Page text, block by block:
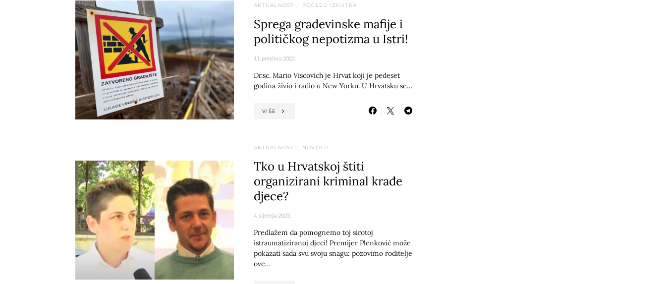
AKTUALNOSTI POGLED IZNUTRA
Sprega građevinske mafije i
političkog nepotizma u Istri!
11. prosinca 2022.
Dr.sc. Mario Viscovich je Hrvat koji je pedeset
godina živio i radio u New Yorku. U Hrvatsku se…
VIŠE
AKTUALNOSTI NOVOSTI
Tko u Hrvatskoj štiti
organizirani kriminal krađe
djece?
4. siječnja 2023.
Predlažem da pomognemo toj sirotoj
istraumatiziranoj djeci! Premijer Plenković može
pokazati sada svu svoju snagu: pozovimo roditelje
ove…